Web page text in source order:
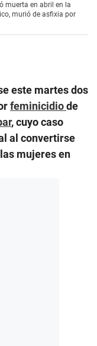
muerta en abril en la
murió de asfixia por
este martes dos
feminicidiode
, cuyo caso
al convertirse
mujeres en